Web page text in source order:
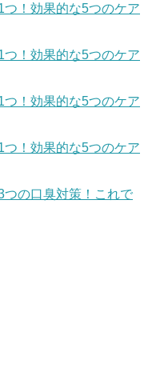
！効果的な5つのケア
！効果的な5つのケア
！効果的な5つのケア
！効果的な5つのケア
の口臭対策！これで